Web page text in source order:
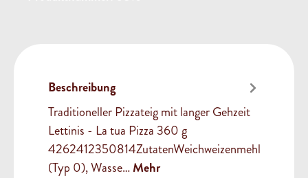
Beschreibung
Traditioneller Pizzateig mit langer Gehzeit
Lettinis - La tua Pizza 360 g
4262412350814ZutatenWeichweizenmehl
(Typ 0), Wasse…Mehr